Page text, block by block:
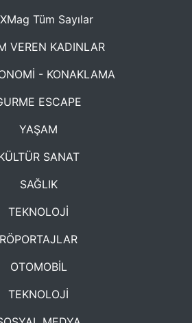
Tüm Sayılar
VEREN KADINLAR
- KONAKLAMA
ESCAPE
YAŞAM
SANAT
SAĞLIK
TEKNOLOJİ
RÖPORTAJLAR
OTOMOBİL
TEKNOLOJİ